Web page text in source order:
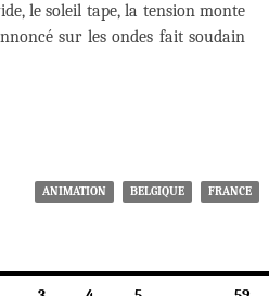
le soleil tape, la tension monte
sur les ondes fait soudain
ANIMATION BELGIQUE FRANCE